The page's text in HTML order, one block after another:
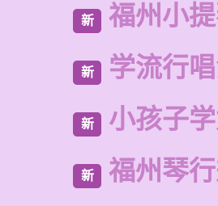
新 福州小
新 学流行
新 小孩子
新 福州琴